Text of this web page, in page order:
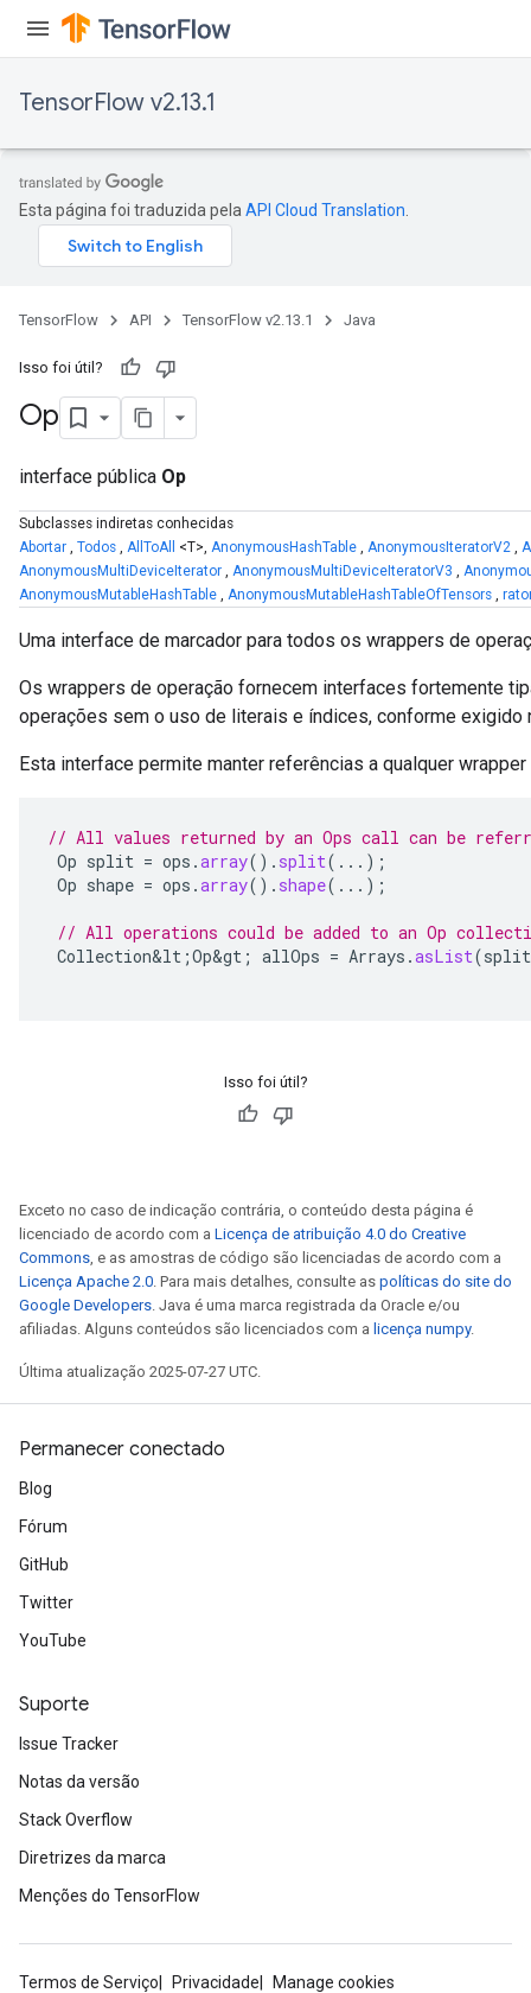
TensorFlow v2.13.1
Esta página foi traduzida pela API Cloud Translation
TensorFlow API TensorFlow v2.13.1 Java
Isso foi útil?
Op
interface pública Op
Subclasses indiretas conhecidas
Abortar , Todos , AllToAll <T>, AnonymousHashTable , AnonymousIteratorV2 ,
AnonymousMultiDeviceIterator , AnonymousMultiDeviceIteratorV3 ,
AnonymousMutableHashTable , AnonymousMutableHashTableOfTensors ,
Uma interface de marcador para todos os wrappers de
Os wrappers de operação fornecem interfaces fortemente
operações sem o uso de literais e índices, conforme exigido
Esta interface permite manter referências a qualquer
// All values returned by an Ops call can be
Op split = ops .array(). split(...);
Op shape = ops .array(). shape(...);
// All operations could be added to an Op
Collection&lt ;Op&gt ; allOps = Arrays .asList(split
Isso foi útil?
Exceto no caso de indicação contrária, o conteúdo desta página é
licenciado de acordo com a Licença de atribuição 4.0 do Creative
Commons, e as amostras de código são licenciadas de acordo com a
Licença Apache 2.0. Para mais detalhes, consulte as políticas do site do
Google Developers. Java é uma marca registrada da Oracle e/ou
afiliadas. Alguns conteúdos são licenciados com a licença numpy.
Última atualização 2025-07-27 UTC.
Permanecer conectado
Blog
Fórum
GitHub
Twitter
YouTube
Suporte
Issue Tracker
Notas da versão
Stack Overflow
Diretrizes da marca
Menções do TensorFlow
Termos de Serviço Privacidade
Manage cookies